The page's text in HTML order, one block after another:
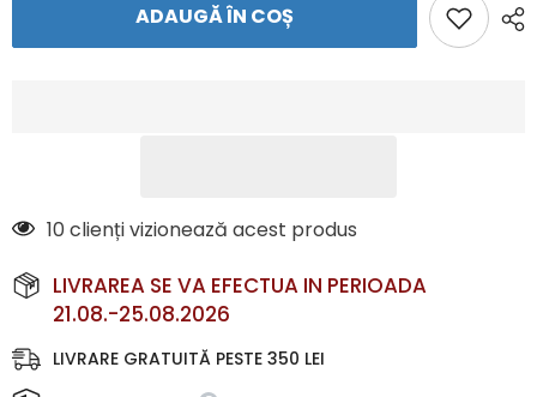
Fotbal
Fotbal
ADAUGĂ ÎN COȘ
6 clienți vizionează acest produs
LIVRAREA SE VA EFECTUA IN PERIOADA
21.08.-25.08.2026
LIVRARE GRATUITĂ PESTE 350 LEI